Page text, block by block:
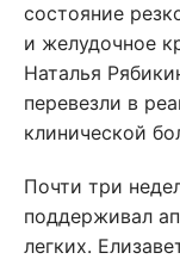
состояние
и желудочное
Наталья
перевезли в
клинической
Почти три
поддерживал
легких.